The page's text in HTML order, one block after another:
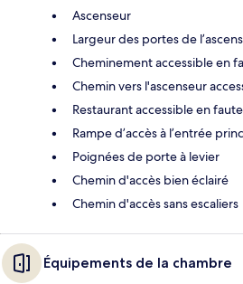
Ascenseur
Largeur des portes de
Cheminement accessible en
Chemin vers l'ascenseur
Restaurant accessible en
Rampe d’accès à l’entrée
Poignées de porte à levier
Chemin d'accès bien éclairé
Chemin d'accès sans escaliers
Équipements de la chambre